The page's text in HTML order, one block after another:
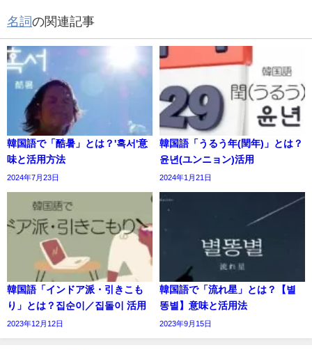
名詞の関連記事
韓国語で「酷暑」とは？'혹서'意
味と活用方法
2024年7月23日
韓国語「うるう年(閏年)」とは？
윤년(ユンニョン)活用
2024年1月21日
韓国語「インドア派・引きこも
り」とは？집순이／집돌이 活用
2023年12月12日
韓国語で「流れ星」とは？【별
똥별】意味と活用法
2023年9月15日